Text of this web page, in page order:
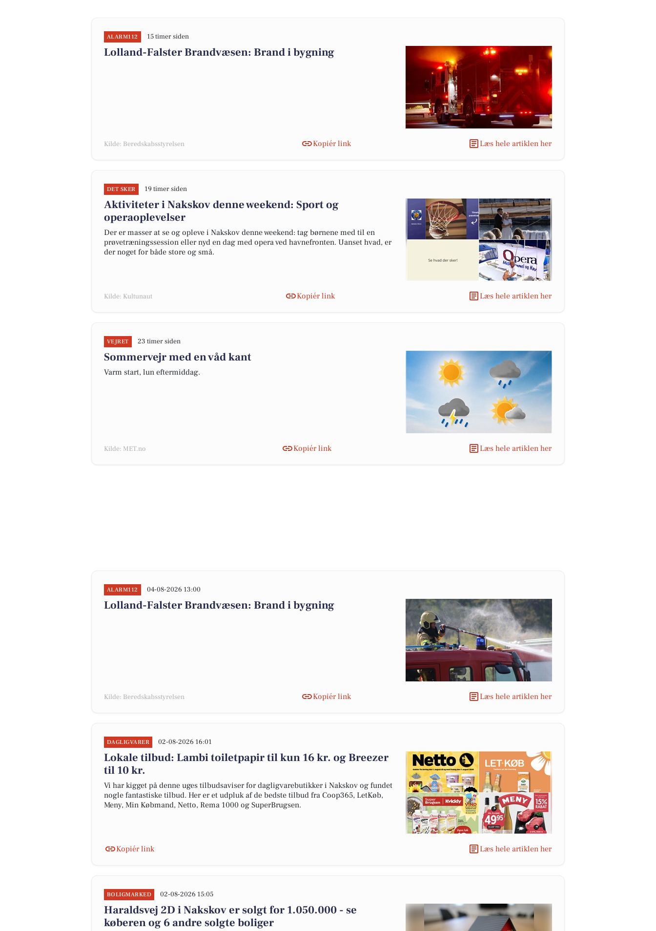
ALARM112 15 timer siden
Lolland-Falster Brandvæsen: Brand i bygning
Kilde: Beredskabsstyrelsen Kopiér link Læs hele artiklen her
DET SKER 19 timer siden
Aktiviteter i Nakskov denne weekend: Sport og
operaoplevelser
Der er masser at se og opleve i Nakskov denne weekend: tag børnene med til en
prøvetræningssession eller nyd en dag med opera ved havnefronten. Uanset hvad, er
der noget for både store og små.
Kilde: Kultunaut Kopiér link Læs hele artiklen her
VEJRET 23 timer siden
Sommervejr med en våd kant
Varm start, lun eftermiddag.
Kilde: MET.no Kopiér link Læs hele artiklen her
ALARM112 04-08-2026 13:00
Lolland-Falster Brandvæsen: Brand i bygning
Kilde: Beredskabsstyrelsen Kopiér link Læs hele artiklen her
DAGLIGVARER 02-08-2026 16:01
Lokale tilbud: Lambi toiletpapir til kun 16 kr. og Breezer
til 10 kr.
Vi har kigget på denne uges tilbudsaviser for dagligvarebutikker i Nakskov og fundet
nogle fantastiske tilbud. Her er et udpluk af de bedste tilbud fra Coop365, LetKøb,
Meny, Min Købmand, Netto, Rema 1000 og SuperBrugsen.
Kopiér link Læs hele artiklen her
BOLIGMARKED 02-08-2026 15:05
Haraldsvej 2D i Nakskov er solgt for 1.050.000 - se
køberen og 6 andre solgte boliger